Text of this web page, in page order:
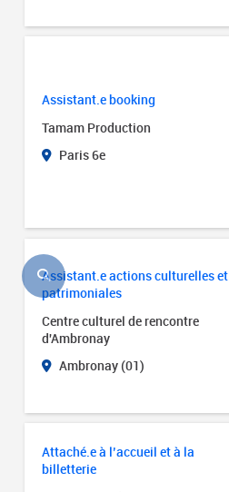
Assistant.e booking
Tamam Production
Paris 6e
Assistant.e actions culturelles et
patrimoniales
Centre culturel de rencontre
d'Ambronay
Ambronay (01)
Attaché.e à l’accueil et à la
billetterie